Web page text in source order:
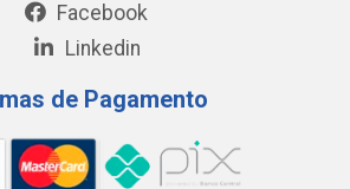
Facebook
Linkedin
de Pagamento